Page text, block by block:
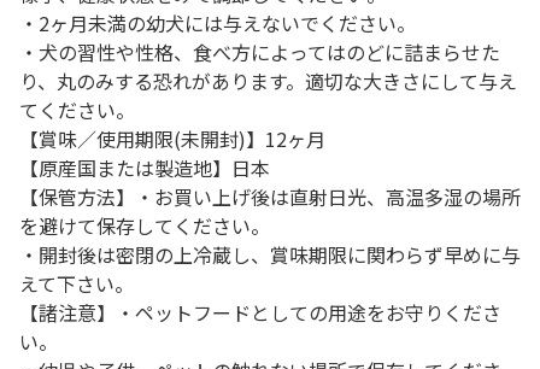
・2ヶ月未満の幼犬には与えないでください。
・犬の習性や性格、食べ方によってはのどに詰まらせた
り、丸のみする恐れがあります。適切な大きさにして与え
てください。
【賞味／使用期限(未開封)】12ヶ月
【原産国または製造地】日本
【保管方法】・お買い上げ後は直射日光、高温多湿の場所
を避けて保存してください。
・開封後は密閉の上冷蔵し、賞味期限に関わらず早めに与
えて下さい。
【諸注意】・ペットフードとしての用途をお守りくださ
い。